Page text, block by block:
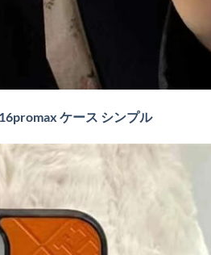
ケース シンプル